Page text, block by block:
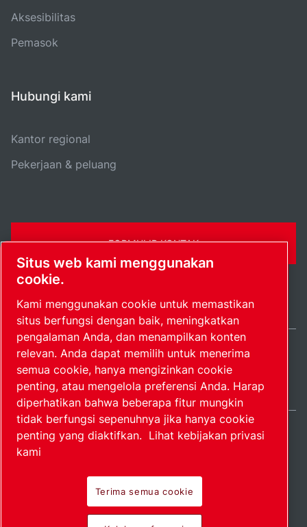
Aksesibilitas
Pemasok
Hubungi kami
Kantor regional
Pekerjaan & peluang
FORMULIR KONTAK
Peta situsKelola preferensi© 2026 Hak Cipta.
Indonesia / IN
Produk perintis.
Diterapkan dengan
Situs web kami menggunakan
cookie.
Kami menggunakan cookie untuk memastikan
situs berfungsi dengan baik, meningkatkan
pengalaman Anda, dan menampilkan konten
relevan. Anda dapat memilih untuk menerima
semua cookie, hanya mengizinkan cookie
penting, atau mengelola preferensi Anda. Harap
diperhatikan bahwa beberapa fitur mungkin
tidak berfungsi sepenuhnya jika hanya cookie
penting yang diaktifkan. Lihat kebijakan privasi
kami
Terima semua cookie